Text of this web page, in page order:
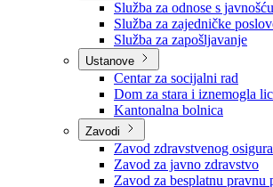
Službe
Služba za odnose s javnošću
Služba za zajedničke poslove
Služba za zapošljavanje
Ustanove
Centar za socijalni rad
Dom za stara i iznemogla lica
Kantonalna bolnica
Zavodi